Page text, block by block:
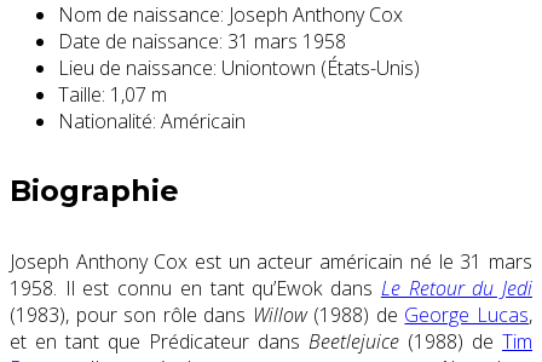
Nom de naissance: Joseph Anthony Cox
Date de naissance: 31 mars 1958
Lieu de naissance: Uniontown (États-Unis)
Taille: 1,07 m
Nationalité: Américain
Biographie
Joseph Anthony Cox est un acteur américain né le 31 mars
1958. Il est connu en tant qu’Ewok dans Le Retour du Jedi
(1983), pour son rôle dans Willow(1988) de George Lucas,
et en tant que Prédicateur dans Beetlejuice (1988) de Tim